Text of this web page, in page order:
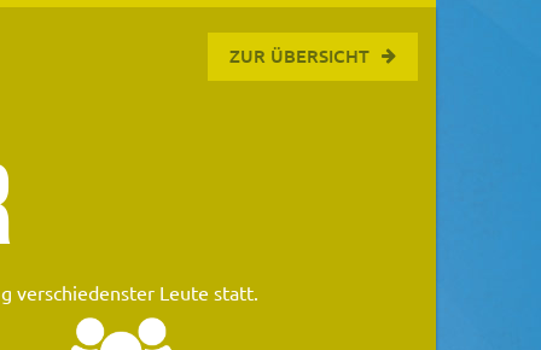
ZUR ÜBERSICHT
verschiedenster Leute statt.